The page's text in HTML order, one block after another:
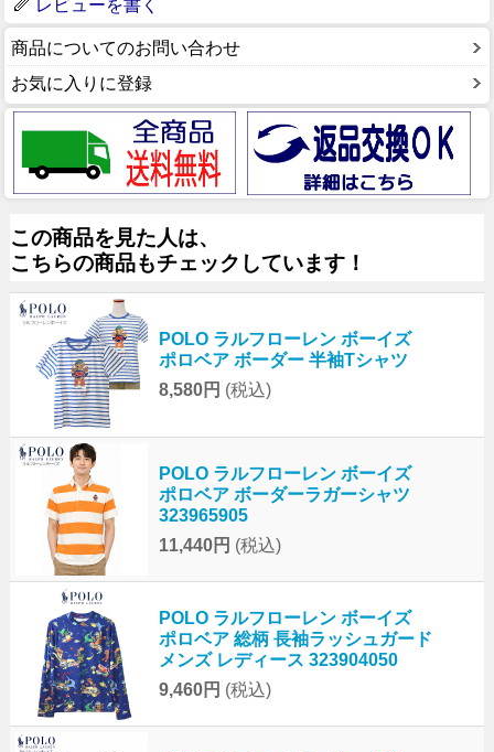
レビューを書く
商品についてのお問い合わせ
お気に入りに登録
この商品を見た人は、
こちらの商品もチェックしています！
POLO ラルフローレン ボーイズ
ポロベア ボーダー 半袖Tシャツ
8,580円 (税込)
POLO ラルフローレン ボーイズ
ポロベア ボーダーラガーシャツ
323965905
11,440円 (税込)
POLO ラルフローレン ボーイズ
ポロベア 総柄 長袖ラッシュガード
メンズ レディース 323904050
9,460円 (税込)